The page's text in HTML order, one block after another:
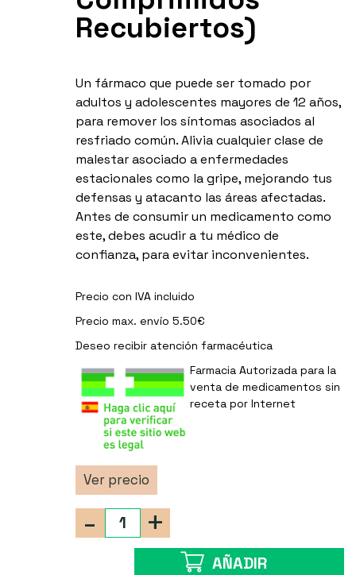
Recubiertos)
Un fármaco que puede ser tomado por
adultos y adolescentes mayores de 12 años,
para remover los síntomas asociados al
resfriado común. Alivia cualquier clase de
malestar asociado a enfermedades
estacionales como la gripe, mejorando tus
defensas y atacanto las áreas afectadas.
Antes de consumir un medicamento como
este, debes acudir a tu médico de
confianza, para evitar inconvenientes.
Precio con IVA incluido
Precio max. envío 5.50€
Deseo recibir atención farmacéutica
Farmacia Autorizada para la
venta de medicamentos sin
receta por Internet
Ver precio
+
-
AÑADIR